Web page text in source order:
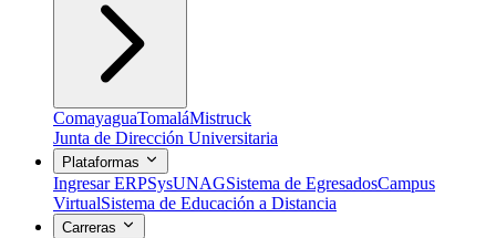
ComayaguaTomaláMistruck
Junta de Dirección Universitaria
Plataformas
Ingresar ERPSysUNAGSistema de EgresadosCampus
VirtualSistema de Educación a Distancia
Carreras